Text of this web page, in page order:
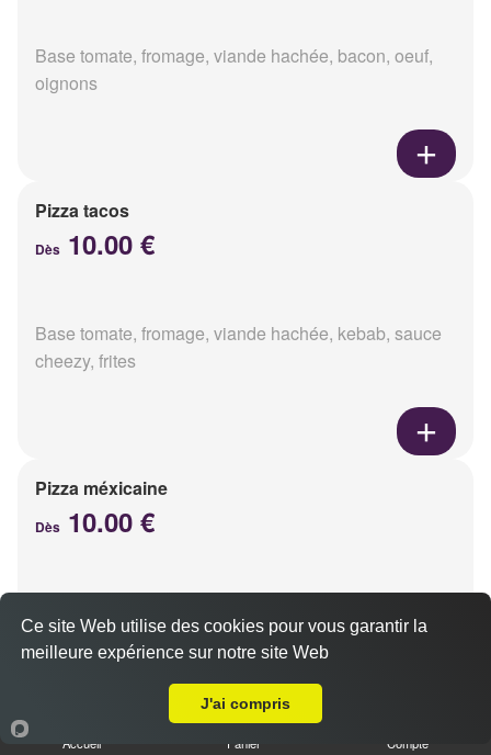
Base tomate, fromage, viande hachée, bacon, oeuf,
oignons
Pizza tacos
Dès 10.00 €
Base tomate, fromage, viande hachée, kebab, sauce
cheezy, frites
Pizza méxicaine
Dès 10.00 €
chorizo, poivrons
Accueil Panier Compte
Ce site Web utilise des cookies pour vous garantir la
meilleure expérience sur notre site Web
J'ai compris